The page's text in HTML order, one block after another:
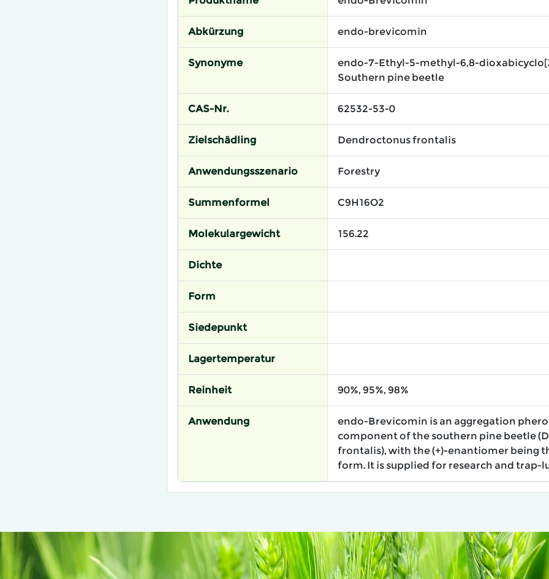
Abkürzung endo-brevicomin
Synonyme
endo-7-Ethyl-5-methyl-6,8-
Southern pine beetle
CAS-Nr. 62532-53-0
Zielschädling Dendroctonus frontalis
Anwendungsszenario Forestry
Summenformel C9H16O2
Molekulargewicht 156.22
Dichte
Form
Siedepunkt
Lagertemperatur
Reinheit 90%, 95%, 98%
Anwendung
endo-Brevicomin is an aggregation
component of the southern pine beetle
frontalis), with the (+)-enantiomer being
form. It is supplied for research and trap-